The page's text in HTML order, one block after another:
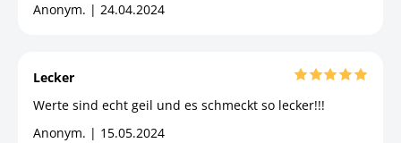
Anonym. | 24.04.2024
Lecker
Werte sind echt geil und es schmeckt so lecker!!!
Anonym. | 15.05.2024